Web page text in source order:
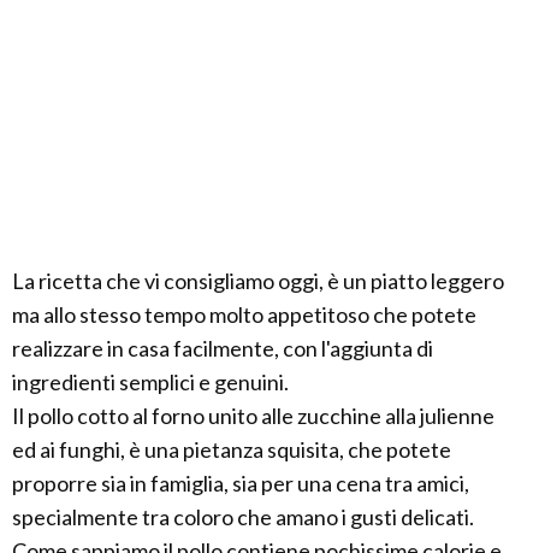
La ricetta che vi consigliamo oggi, è un piatto leggero
ma allo stesso tempo molto appetitoso che potete
realizzare in casa facilmente, con l'aggiunta di
ingredienti semplici e genuini.
Il pollo cotto al forno unito alle zucchine alla julienne
ed ai funghi, è una pietanza squisita, che potete
proporre sia in famiglia, sia per una cena tra amici,
specialmente tra coloro che amano i gusti delicati.